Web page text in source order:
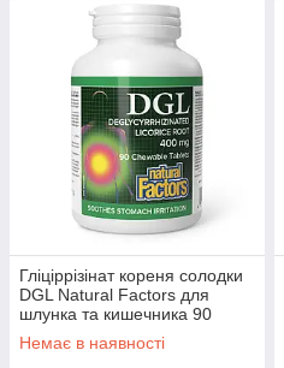
Гліціррізінат кореня солодки
DGL Natural Factors для
шлунка та кишечника 90
жувальних таблеток
Немає в наявності